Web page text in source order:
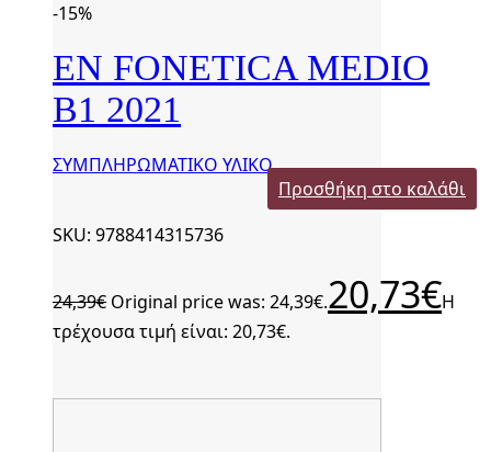
-15%
EN FONETICA MEDIO
B1 2021
ΣΥΜΠΛΗΡΩΜΑΤΙΚΟ ΥΛΙΚΟ
Προσθήκη στο καλάθι
SKU: 9788414315736
24,39€ Original price was: 24,39€.20,73€Η
τρέχουσα τιμή είναι: 20,73€.